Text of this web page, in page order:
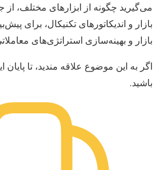
می‌گیرید چگونه از ابزارهای مختلف،
بازار و اندیکاتورهای تکنیکال، برای
بازار و بهینه‌سازی استراتژی‌های
اگر به این موضوع علاقه مندید، تا پایان
باشید.